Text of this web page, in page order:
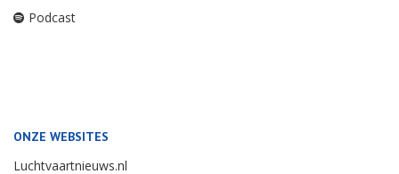
Podcast
ONZE WEBSITES
Luchtvaartnieuws.nl